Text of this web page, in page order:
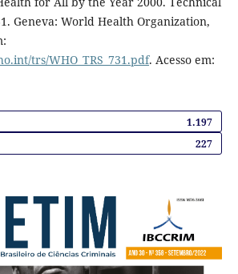
Geneva: World Health Organization,
trs/WHO_TRS_731.pdf. Acesso em:
1.197
227